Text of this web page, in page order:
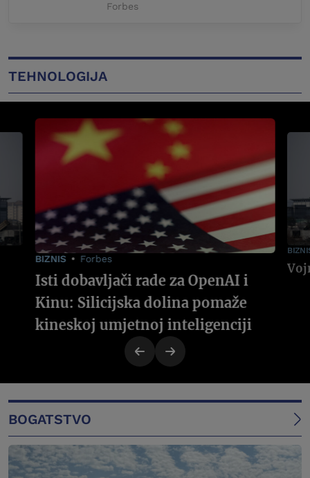
Forbes
TEHNOLOGIJA
BIZNIS Forbes
Isti dobavljači rade za OpenAI i
Kinu: Silicijska dolina pomaže
kineskoj umjetnoj inteligenciji
BOGATSTVO